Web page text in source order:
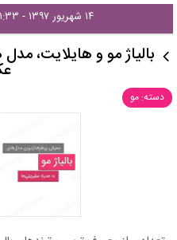
۱۴ شهریور ۱۳۹۷ - ۱۱:۳۳
بالیاژ مو و هایلایت،
دسته: مو